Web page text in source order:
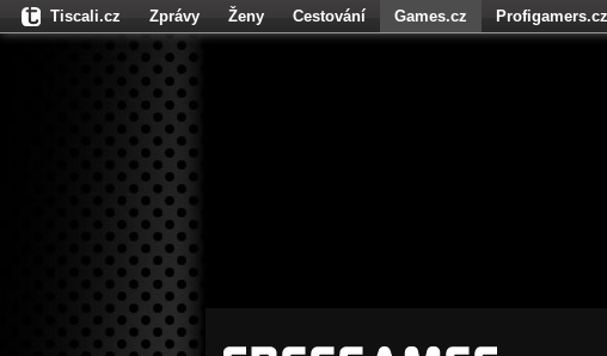
Tiscali.cz Zprávy Ženy Cestování Games.cz Profigamers.cz
Fights.cz